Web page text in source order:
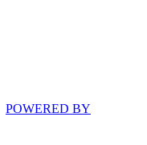
POWERED BY